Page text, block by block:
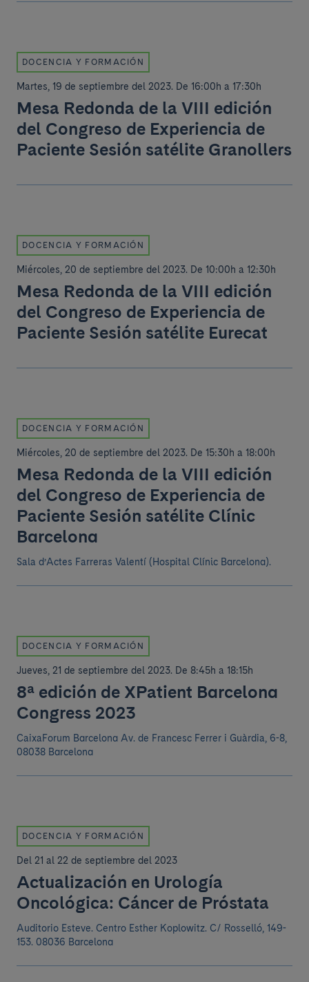
DOCENCIA Y FORMACIÓN
Martes, 19 de septiembre del 2023. De 16:00h a 17:30h
Mesa Redonda de la VIII edición
del Congreso de Experiencia de
Paciente Sesión satélite Granollers
DOCENCIA Y FORMACIÓN
Miércoles, 20 de septiembre del 2023. De 10:00h a 12:30h
Mesa Redonda de la VIII edición
del Congreso de Experiencia de
Paciente Sesión satélite Eurecat
DOCENCIA Y FORMACIÓN
Miércoles, 20 de septiembre del 2023. De 15:30h a 18:00h
Mesa Redonda de la VIII edición
del Congreso de Experiencia de
Paciente Sesión satélite Clínic
Barcelona
Sala d’Actes Farreras Valentí (Hospital Clínic Barcelona).
DOCENCIA Y FORMACIÓN
Jueves, 21 de septiembre del 2023. De 8:45h a 18:15h
8ª edición de XPatient Barcelona
Congress 2023
CaixaForum Barcelona Av. de Francesc Ferrer i Guàrdia, 6-8,
08038 Barcelona
DOCENCIA Y FORMACIÓN
Del 21 al 22 de septiembre del 2023
Actualización en Urología
Oncológica: Cáncer de Próstata
Auditorio Esteve. Centro Esther Koplowitz. C/ Rosselló, 149-
153. 08036 Barcelona